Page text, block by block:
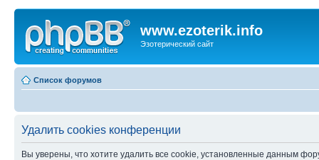
www.ezoterik.info
Эзотерический сайт
Список форумов
Удалить cookies конференции
Вы уверены, что хотите удалить все cookie, установленные данным